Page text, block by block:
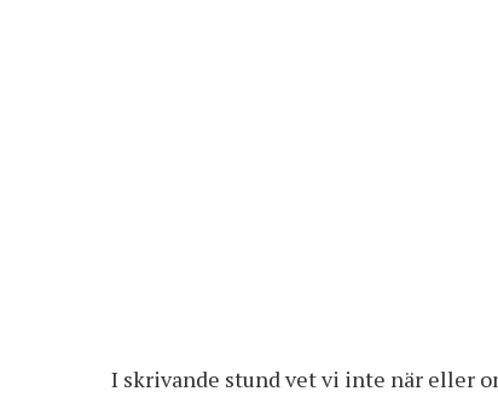
I skrivande stund vet vi inte när eller